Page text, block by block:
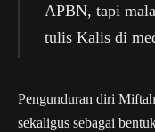
APBN, tapi
tulis Kalis di
Pengunduran diri
sekaligus sebagai